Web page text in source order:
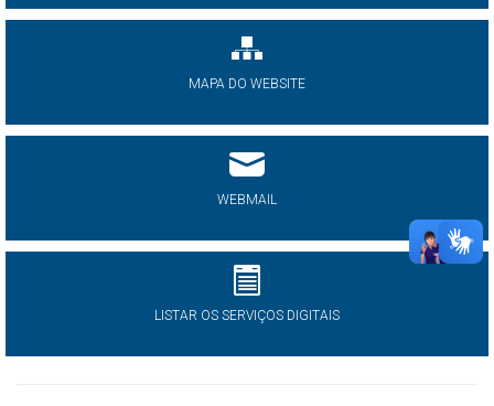
MAPA DO WEBSITE
WEBMAIL
LISTAR OS SERVIÇOS DIGITAIS